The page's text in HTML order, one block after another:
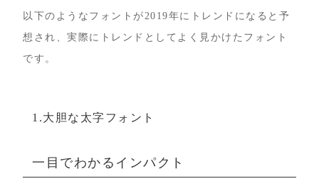
以下のようなフォントが2019年にトレンドになると予
想され、実際にトレンドとしてよく見かけたフォント
です。
1.大胆な太字フォント
一目でわかるインパクト